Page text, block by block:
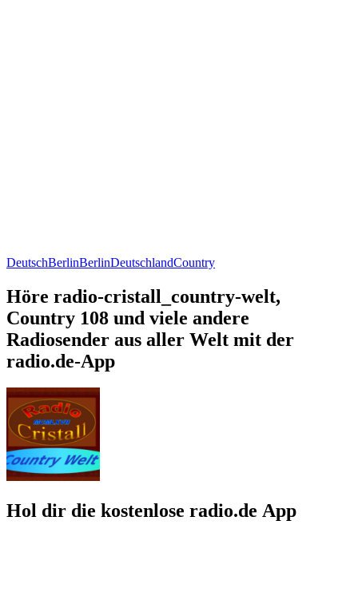
DeutschBerlinBerlinDeutschlandCountry
Höre radio-cristall_country-welt,
Country 108 und viele andere
Radiosender aus aller Welt mit der
radio.de-App
Hol dir die kostenlose radio.de App